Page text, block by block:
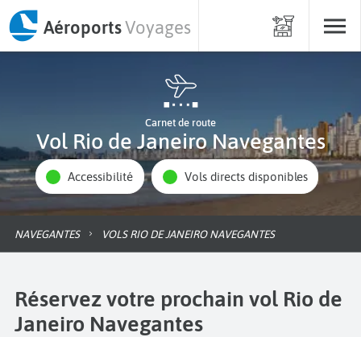
AéroportsVoyages
Carnet de route
Vol Rio de Janeiro Navegantes
Accessibilité Vols directs disponibles
NAVEGANTES VOLS RIO DE JANEIRO NAVEGANTES
Réservez votre prochain vol Rio de
Janeiro Navegantes